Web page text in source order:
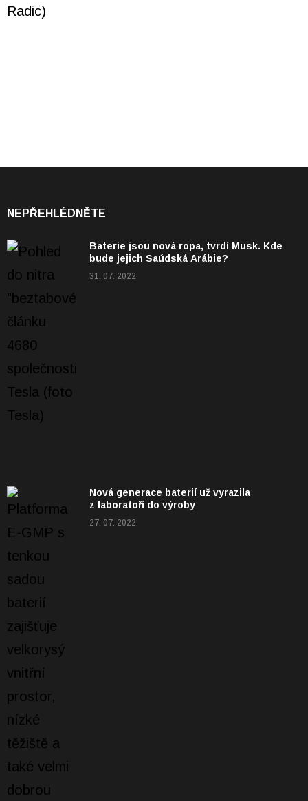
NEPŘEHLÉDNĚTE
Baterie jsou nová ropa, tvrdí Musk. Kde
bude jejich Saúdská Arábie?
31. 07. 2022
Nová generace baterií už vyrazila
z laboratoří do výroby
27. 07. 2022